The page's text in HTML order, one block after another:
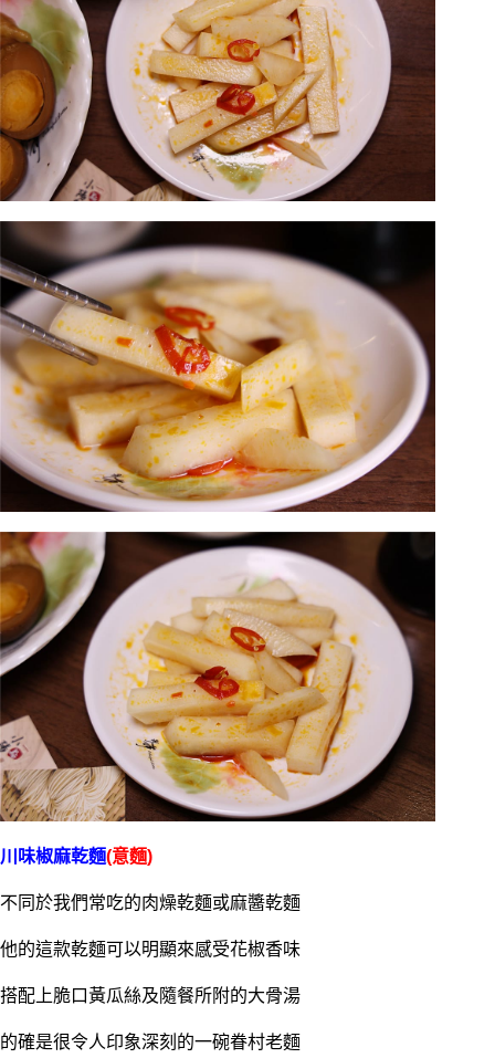
川味椒麻乾麵(意麵)
不同於我們常吃的肉燥乾麵或麻醬乾麵
他的這款乾麵可以明顯來感受花椒香味
搭配上脆口黃瓜絲及隨餐所附的大骨湯
的確是很令人印象深刻的一碗眷村老麵